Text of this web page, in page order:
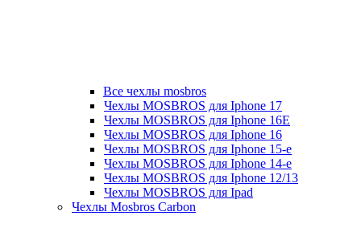
Все чехлы mosbros
Чехлы MOSBROS для Iphone 17
Чехлы MOSBROS для Iphone 16E
Чехлы MOSBROS для Iphone 16
Чехлы MOSBROS для Iphone 15-е
Чехлы MOSBROS для Iphone 14-е
Чехлы MOSBROS для Iphone 12/13
Чехлы MOSBROS для Ipad
Чехлы Mosbros Carbon